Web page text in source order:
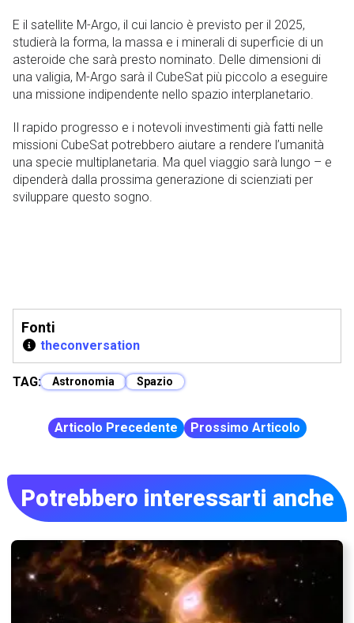
E il satellite M-Argo, il cui lancio è previsto per il 2025,
studierà la forma, la massa e i minerali di superficie di un
asteroide che sarà presto nominato. Delle dimensioni di
una valigia, M-Argo sarà il CubeSat più piccolo a eseguire
una missione indipendente nello spazio interplanetario.
Il rapido progresso e i notevoli investimenti già fatti nelle
missioni CubeSat potrebbero aiutare a rendere l’umanità
una specie multiplanetaria. Ma quel viaggio sarà lungo – e
dipenderà dalla prossima generazione di scienziati per
sviluppare questo sogno.
Fonti
theconversation
TAG: Astronomia Spazio
Articolo Precedente Prossimo Articolo
Potrebbero interessarti anche